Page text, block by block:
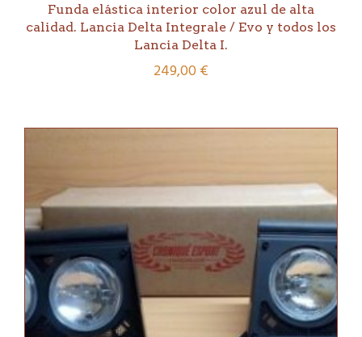
Funda elástica interior color azul de alta
calidad. Lancia Delta Integrale / Evo y todos los
Lancia Delta I.
249,00€